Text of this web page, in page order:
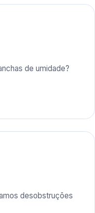
de umidade?
desobstruções